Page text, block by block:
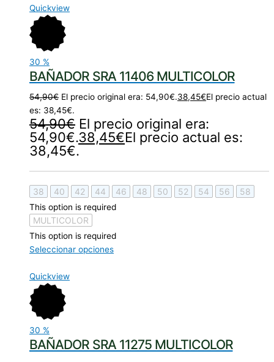
Quickview
30 %
BAÑADOR SRA 11406 MULTICOLOR
54,90€ El precio original era: 54,90€.38,45€El precio actual
es: 38,45€.
54,90€ El precio original era:
54,90€.38,45€El precio actual es:
38,45€.
38 40 42 44 46 48 50 52 54 56 58
This option is required
MULTICOLOR
This option is required
Seleccionar opciones
Quickview
30 %
BAÑADOR SRA 11275 MULTICOLOR